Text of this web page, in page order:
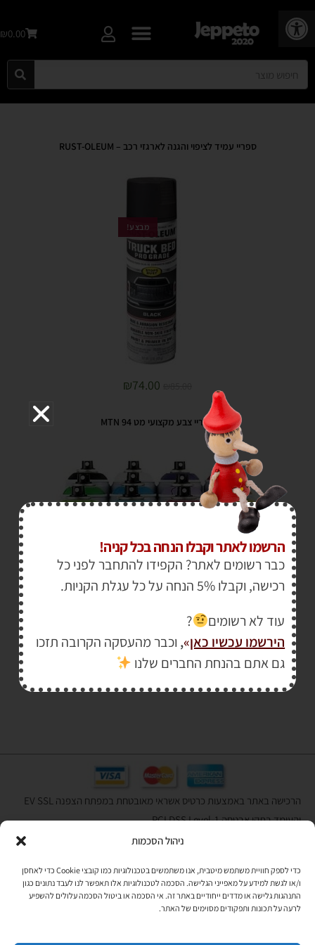
פתח סרגל נגישות
ניהול הסכמות
כדי לספק חוויית משתמש מיטבית, אנו משתמשים בטכנולוגיות כמו קובצי Cookie כדי לאחסן
ו/או לגשת למידע על מאפייני הגלישה. הסכמה לטכנולוגיות אלו תאפשר לנו לעבד נתונים כגון
התנהגות גלישה או מדדים ייחודיים באתר זה. אי הסכמה או ביטול הסכמה עלולים להשפיע
לרעה על תכונות ותפקודים מסוימים של האתר.
₪0.00
ספריי עמיד לציפוי והגנה לארגזי רכב – RUST-OLEUM
מבצע!
₪74.00
ספריי צבע מקצועי מט MTN 94
₪34.00
הרכישה באתר באמצעות כרטיס אשראי מאובטחת במפתח הצפנה EV SSL
והעומד בתקן אבטחה PCI DSS Level-1
לתקנון האתר»
תהיו בקשר
הרשמו לאתר וקבלו הנחה בכל קניה!
כבר רשומים לאתר? הקפידו להתחבר לפני כל
רכישה, וקבלו 5% הנחה על כל עגלת הקניות.
עוד לא רשומים
?
הירשמו עכשיו כאן»
, וכבר מהעסקה הקרובה תזכו
גם אתם בהנחת החברים שלנו